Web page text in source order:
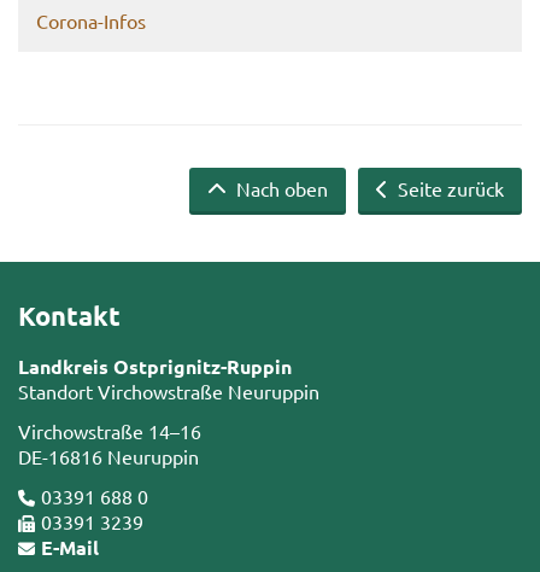
Corona-​Infos
Seite zurück
Nach oben
Kontakt
Landkreis Ostprignitz-Ruppin
Standort Virchowstraße Neuruppin
Virchowstraße 14–16
DE-16816 Neuruppin
03391 688 0
03391 3239
E-Mail